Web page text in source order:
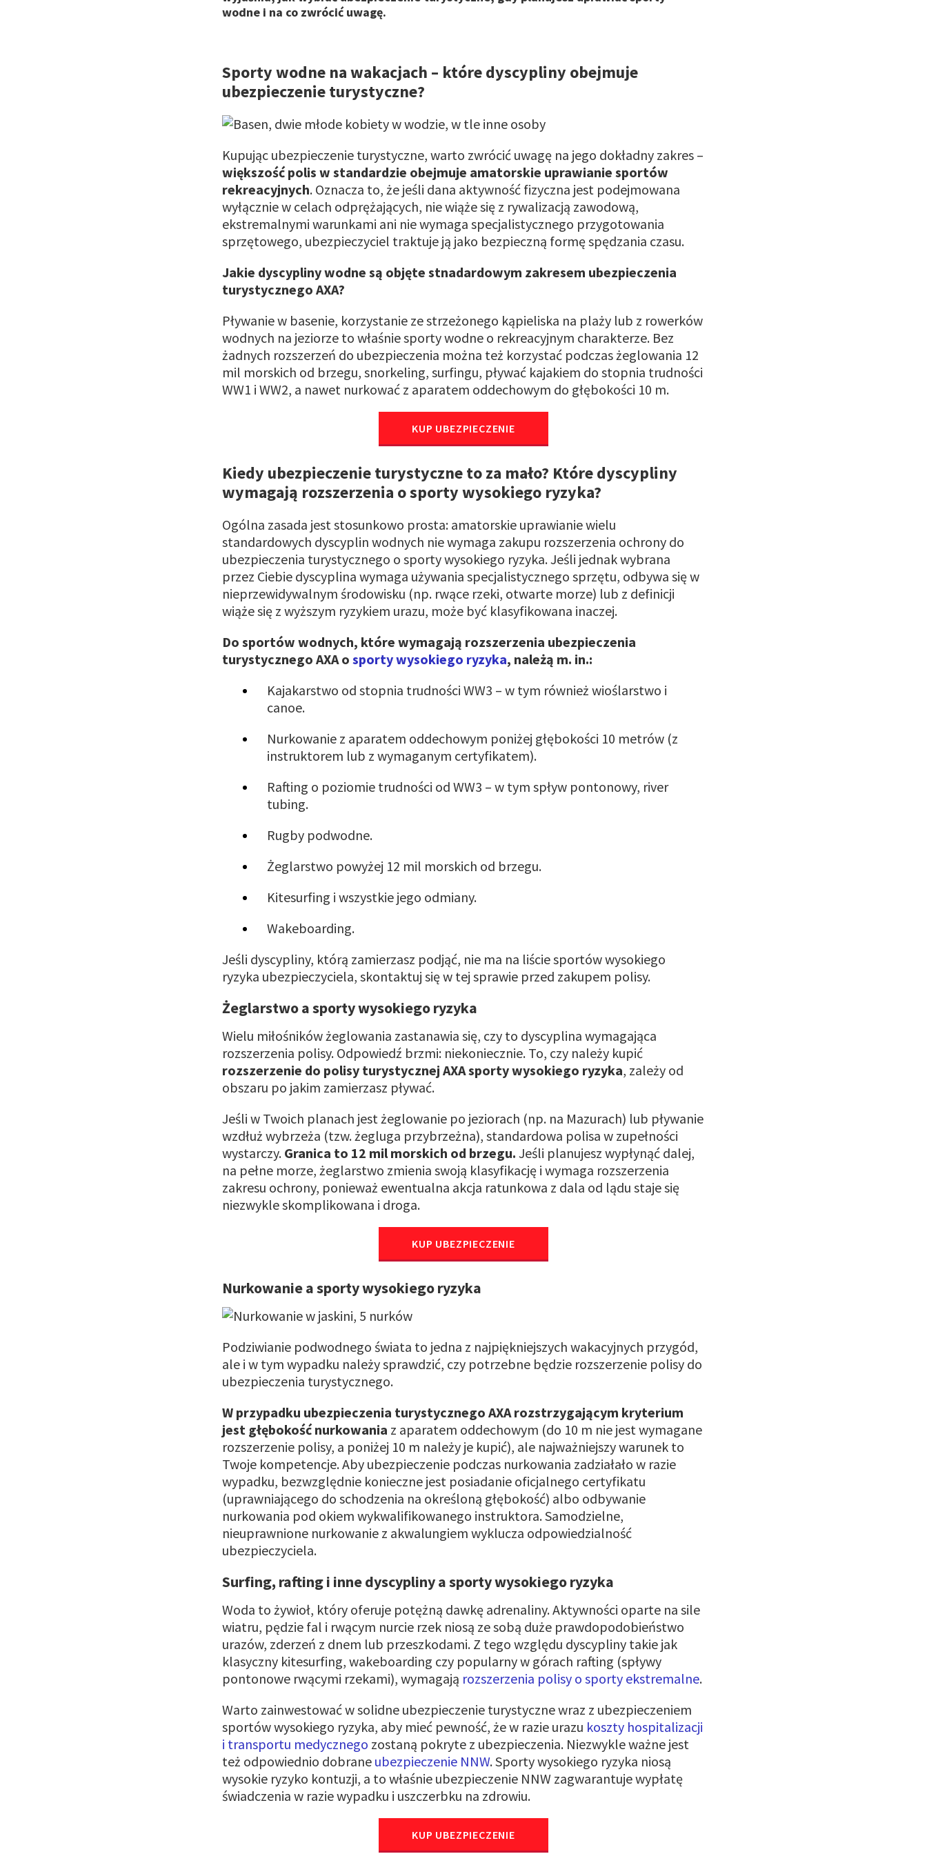
wodne i na co zwrócić uwagę.
Sporty wodne na wakacjach – które dyscypliny obejmuje
ubezpieczenie turystyczne?
Kupując ubezpieczenie turystyczne, warto zwrócić uwagę na jego dokładny zakres –
większość polis w standardzie obejmuje amatorskie uprawianie sportów
rekreacyjnych. Oznacza to, że jeśli dana aktywność fizyczna jest podejmowana
wyłącznie w celach odprężających, nie wiąże się z rywalizacją zawodową,
ekstremalnymi warunkami ani nie wymaga specjalistycznego przygotowania
sprzętowego, ubezpieczyciel traktuje ją jako bezpieczną formę spędzania czasu.
Jakie dyscypliny wodne są objęte stnadardowym zakresem ubezpieczenia
turystycznego AXA?
Pływanie w basenie, korzystanie ze strzeżonego kąpieliska na plaży lub z rowerków
wodnych na jeziorze to właśnie sporty wodne o rekreacyjnym charakterze. Bez
żadnych rozszerzeń do ubezpieczenia można też korzystać podczas żeglowania 12
mil morskich od brzegu, snorkeling, surfingu, pływać kajakiem do stopnia trudności
WW1 i WW2, a nawet nurkować z aparatem oddechowym do głębokości 10 m.
KUP UBEZPIECZENIE
Kiedy ubezpieczenie turystyczne to za mało? Które dyscypliny
wymagają rozszerzenia o sporty wysokiego ryzyka?
Ogólna zasada jest stosunkowo prosta: amatorskie uprawianie wielu
standardowych dyscyplin wodnych nie wymaga zakupu rozszerzenia ochrony do
ubezpieczenia turystycznego o sporty wysokiego ryzyka. Jeśli jednak wybrana
przez Ciebie dyscyplina wymaga używania specjalistycznego sprzętu, odbywa się w
nieprzewidywalnym środowisku (np. rwące rzeki, otwarte morze) lub z definicji
wiąże się z wyższym ryzykiem urazu, może być klasyfikowana inaczej.
Do sportów wodnych, które wymagają rozszerzenia ubezpieczenia
turystycznego AXA o sporty wysokiego ryzyka, należą m. in.:
Kajakarstwo od stopnia trudności WW3 – w tym również wioślarstwo i
canoe.
Nurkowanie z aparatem oddechowym poniżej głębokości 10 metrów (z
instruktorem lub z wymaganym certyfikatem).
Rafting o poziomie trudności od WW3 – w tym spływ pontonowy, river
tubing.
Rugby podwodne.
Żeglarstwo powyżej 12 mil morskich od brzegu.
Kitesurfing i wszystkie jego odmiany.
Wakeboarding.
Jeśli dyscypliny, którą zamierzasz podjąć, nie ma na liście sportów wysokiego
ryzyka ubezpieczyciela, skontaktuj się w tej sprawie przed zakupem polisy.
Żeglarstwo a sporty wysokiego ryzyka
Wielu miłośników żeglowania zastanawia się, czy to dyscyplina wymagająca
rozszerzenia polisy. Odpowiedź brzmi: niekoniecznie. To, czy należy kupić
rozszerzenie do polisy turystycznej AXA sporty wysokiego ryzyka, zależy od
obszaru po jakim zamierzasz pływać.
Jeśli w Twoich planach jest żeglowanie po jeziorach (np. na Mazurach) lub pływanie
wzdłuż wybrzeża (tzw. żegluga przybrzeżna), standardowa polisa w zupełności
wystarczy. Granica to 12 mil morskich od brzegu. Jeśli planujesz wypłynąć dalej,
na pełne morze, żeglarstwo zmienia swoją klasyfikację i wymaga rozszerzenia
zakresu ochrony, ponieważ ewentualna akcja ratunkowa z dala od lądu staje się
niezwykle skomplikowana i droga.
KUP UBEZPIECZENIE
Nurkowanie a sporty wysokiego ryzyka
Podziwianie podwodnego świata to jedna z najpiękniejszych wakacyjnych przygód,
ale i w tym wypadku należy sprawdzić, czy potrzebne będzie rozszerzenie polisy do
ubezpieczenia turystycznego.
W przypadku ubezpieczenia turystycznego AXA rozstrzygającym kryterium
jest głębokość nurkowania z aparatem oddechowym (do 10 m nie jest wymagane
rozszerzenie polisy, a poniżej 10 m należy je kupić), ale najważniejszy warunek to
Twoje kompetencje. Aby ubezpieczenie podczas nurkowania zadziałało w razie
wypadku, bezwzględnie konieczne jest posiadanie oficjalnego certyfikatu
(uprawniającego do schodzenia na określoną głębokość) albo odbywanie
nurkowania pod okiem wykwalifikowanego instruktora. Samodzielne,
nieuprawnione nurkowanie z akwalungiem wyklucza odpowiedzialność
ubezpieczyciela.
Surfing, rafting i inne dyscypliny a sporty wysokiego ryzyka
Woda to żywioł, który oferuje potężną dawkę adrenaliny. Aktywności oparte na sile
wiatru, pędzie fal i rwącym nurcie rzek niosą ze sobą duże prawdopodobieństwo
urazów, zderzeń z dnem lub przeszkodami. Z tego względu dyscypliny takie jak
klasyczny kitesurfing, wakeboarding czy popularny w górach rafting (spływy
pontonowe rwącymi rzekami), wymagają rozszerzenia polisy o sporty ekstremalne.
Warto zainwestować w solidne ubezpieczenie turystyczne wraz z ubezpieczeniem
sportów wysokiego ryzyka, aby mieć pewność, że w razie urazu koszty hospitalizacji
i transportu medycznego zostaną pokryte z ubezpieczenia. Niezwykle ważne jest
też odpowiednio dobrane ubezpieczenie NNW. Sporty wysokiego ryzyka niosą
wysokie ryzyko kontuzji, a to właśnie ubezpieczenie NNW zagwarantuje wypłatę
świadczenia w razie wypadku i uszczerbku na zdrowiu.
KUP UBEZPIECZENIE